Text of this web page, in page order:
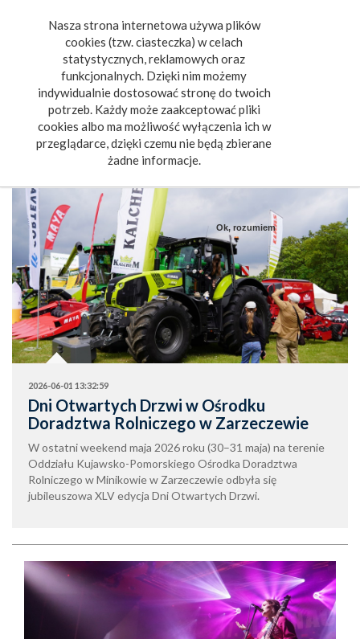
Nasza strona internetowa używa plików
cookies (tzw. ciasteczka) w celach
statystycznych, reklamowych oraz
funkcjonalnych. Dzięki nim możemy
indywidualnie dostosować stronę do twoich
potrzeb. Każdy może zaakceptować pliki
cookies albo ma możliwość wyłączenia ich w
przeglądarce, dzięki czemu nie będą zbierane
żadne informacje.
Ok, rozumiem
2026-06-01 13:32:59
Dni Otwartych Drzwi w Ośrodku
Doradztwa Rolniczego w Zarzeczewie
W ostatni weekend maja 2026 roku (30–31 maja) na terenie
Oddziału Kujawsko-Pomorskiego Ośrodka Doradztwa
Rolniczego w Minikowie w Zarzeczewie odbyła się
jubileuszowa XLV edycja Dni Otwartych Drzwi.